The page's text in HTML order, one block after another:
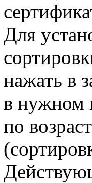
Для
нажать в
в нужном
по